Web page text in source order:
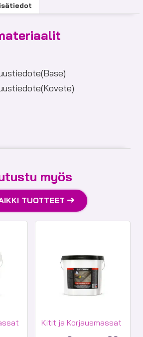
myös
TUOTTEET
Tuotekategoriat:
Kitit ja Korjausmassat